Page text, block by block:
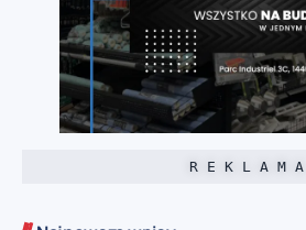
R E K L A M A